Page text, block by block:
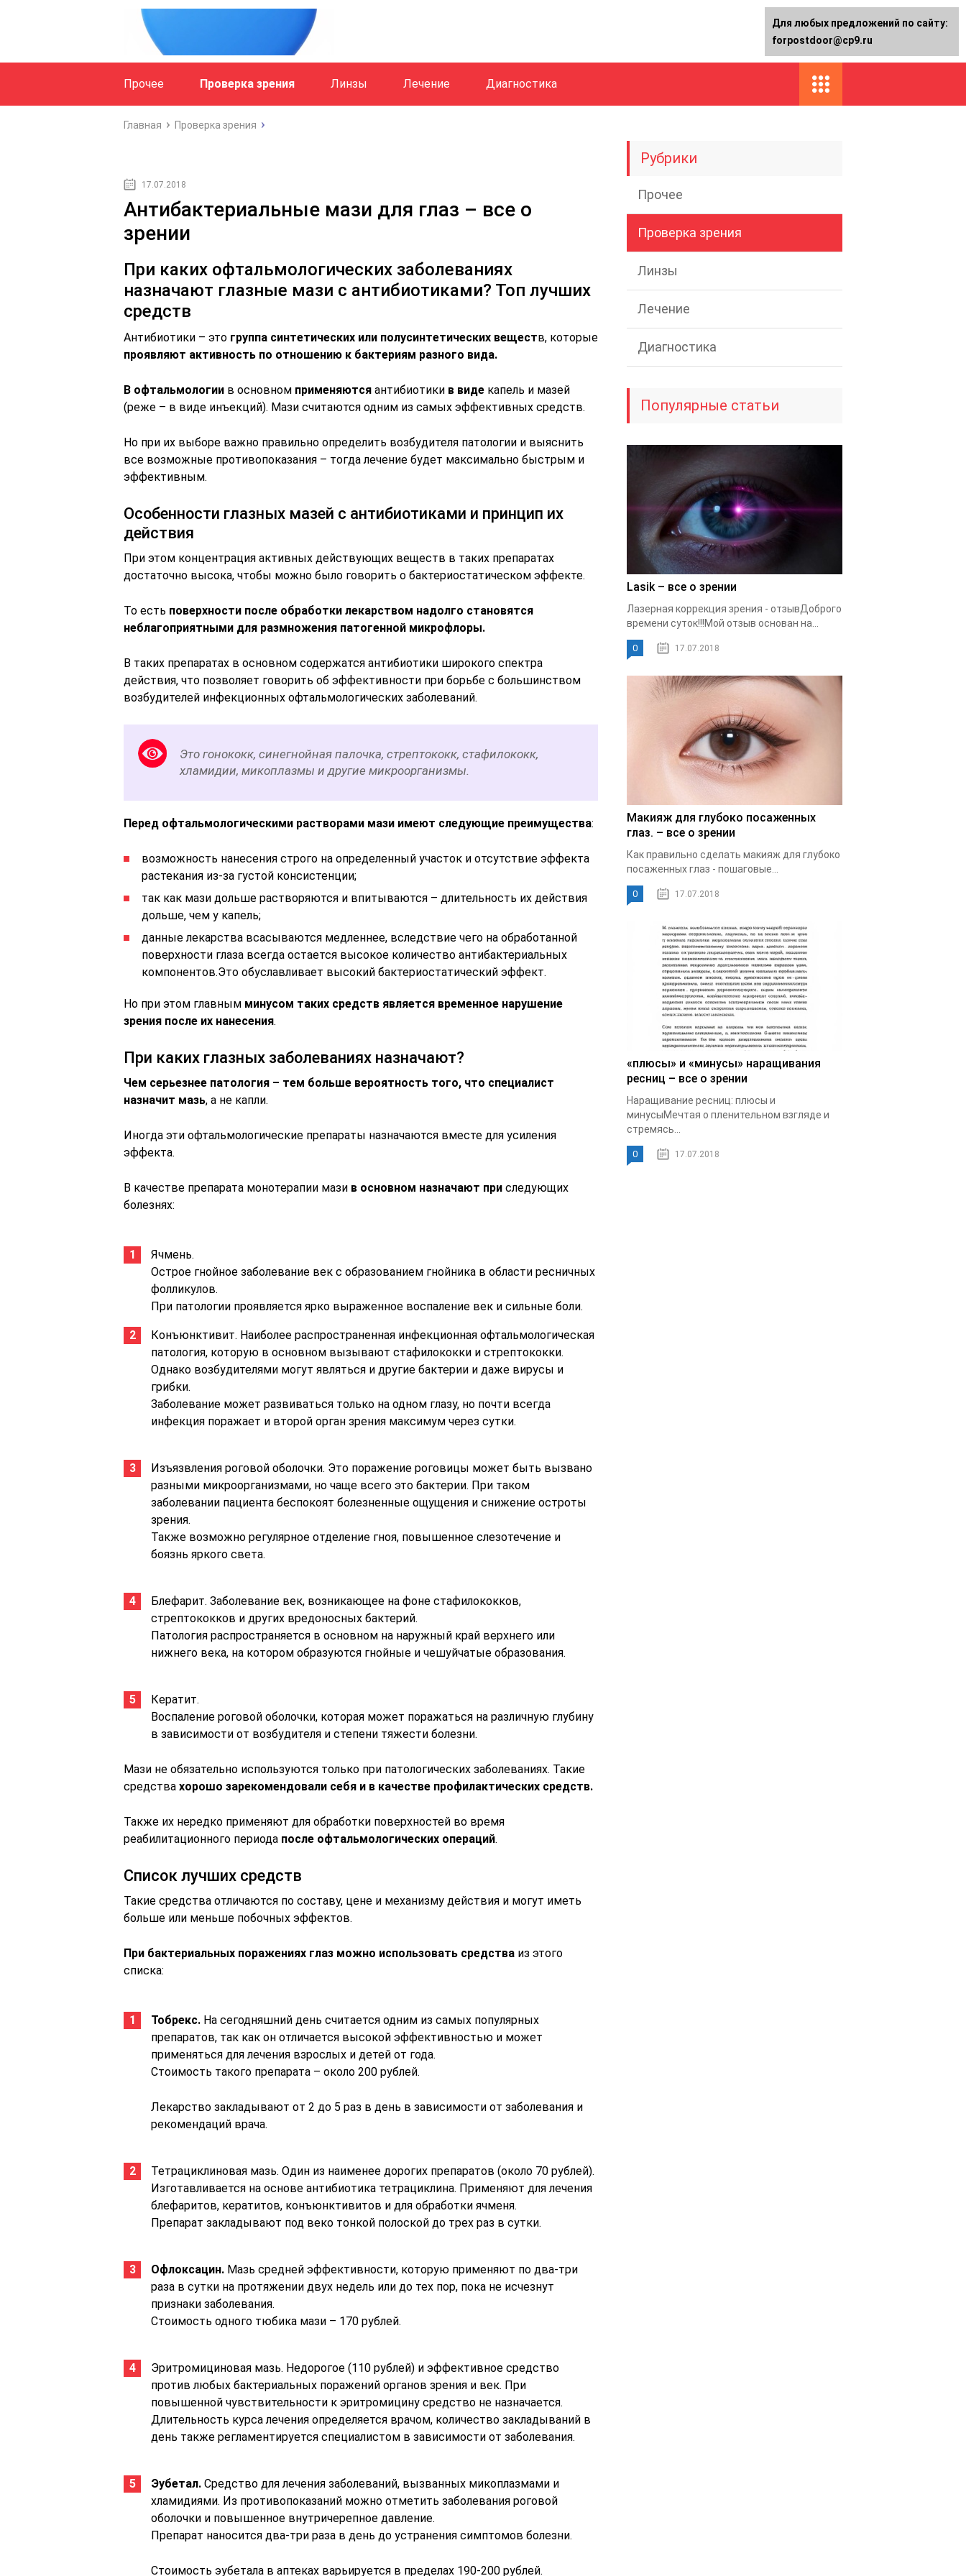
Прочее Проверка зрения Линзы Лечение Диагностика
Главная Проверка зрения
17.07.2018
Антибактериальные мази для глаз – все о
зрении
При каких офтальмологических заболеваниях
назначают глазные мази с антибиотиками? Топ лучших
средств
Антибиотики – это группа синтетических или полусинтетических веществ, которые
проявляют активность по отношению к бактериям разного вида.
В офтальмологии в основном применяются антибиотики в виде капель и мазей
(реже – в виде инъекций). Мази считаются одним из самых эффективных средств.
Но при их выборе важно правильно определить возбудителя патологии и выяснить
все возможные противопоказания – тогда лечение будет максимально быстрым и
эффективным.
Особенности глазных мазей с антибиотиками и принцип их
действия
При этом концентрация активных действующих веществ в таких препаратах
достаточно высока, чтобы можно было говорить о бактериостатическом эффекте.
То есть поверхности после обработки лекарством надолго становятся
неблагоприятными для размножения патогенной микрофлоры.
В таких препаратах в основном содержатся антибиотики широкого спектра
действия, что позволяет говорить об эффективности при борьбе с большинством
возбудителей инфекционных офтальмологических заболеваний.
Это гонококк, синегнойная палочка, стрептококк, стафилококк,
хламидии, микоплазмы и другие микроорганизмы.
Перед офтальмологическими растворами мази имеют следующие преимущества:
возможность нанесения строго на определенный участок и отсутствие эффекта
растекания из-за густой консистенции;
так как мази дольше растворяются и впитываются – длительность их действия
дольше, чем у капель;
данные лекарства всасываются медленнее, вследствие чего на обработанной
поверхности глаза всегда остается высокое количество антибактериальных
компонентов.Это обуславливает высокий бактериостатический эффект.
Но при этом главным минусом таких средств является временное нарушение
зрения после их нанесения.
При каких глазных заболеваниях назначают?
Чем серьезнее патология – тем больше вероятность того, что специалист
назначит мазь, а не капли.
Иногда эти офтальмологические препараты назначаются вместе для усиления
эффекта.
В качестве препарата монотерапии мази в основном назначают при следующих
болезнях:
Ячмень.
Острое гнойное заболевание век с образованием гнойника в области ресничных
фолликулов.
При патологии проявляется ярко выраженное воспаление век и сильные боли.
Конъюнктивит. Наиболее распространенная инфекционная офтальмологическая
патология, которую в основном вызывают стафилококки и стрептококки.
Однако возбудителями могут являться и другие бактерии и даже вирусы и
грибки.
Заболевание может развиваться только на одном глазу, но почти всегда
инфекция поражает и второй орган зрения максимум через сутки.
Изъязвления роговой оболочки. Это поражение роговицы может быть вызвано
разными микроорганизмами, но чаще всего это бактерии. При таком
заболевании пациента беспокоят болезненные ощущения и снижение остроты
зрения.
Также возможно регулярное отделение гноя, повышенное слезотечение и
боязнь яркого света.
Блефарит. Заболевание век, возникающее на фоне стафилококков,
стрептококков и других вредоносных бактерий.
Патология распространяется в основном на наружный край верхнего или
нижнего века, на котором образуются гнойные и чешуйчатые образования.
Кератит.
Воспаление роговой оболочки, которая может поражаться на различную глубину
в зависимости от возбудителя и степени тяжести болезни.
Мази не обязательно используются только при патологических заболеваниях. Такие
средства хорошо зарекомендовали себя и в качестве профилактических средств.
Также их нередко применяют для обработки поверхностей во время
реабилитационного периода после офтальмологических операций.
Список лучших средств
Такие средства отличаются по составу, цене и механизму действия и могут иметь
больше или меньше побочных эффектов.
При бактериальных поражениях глаз можно использовать средства из этого
списка:
Тобрекс. На сегодняшний день считается одним из самых популярных
препаратов, так как он отличается высокой эффективностью и может
применяться для лечения взрослых и детей от года.
Стоимость такого препарата – около 200 рублей.
Лекарство закладывают от 2 до 5 раз в день в зависимости от заболевания и
рекомендаций врача.
Тетрациклиновая мазь. Один из наименее дорогих препаратов (около 70 рублей).
Изготавливается на основе антибиотика тетрациклина. Применяют для лечения
блефаритов, кератитов, конъюнктивитов и для обработки ячменя.
Препарат закладывают под веко тонкой полоской до трех раз в сутки.
Офлоксацин. Мазь средней эффективности, которую применяют по два-три
раза в сутки на протяжении двух недель или до тех пор, пока не исчезнут
признаки заболевания.
Стоимость одного тюбика мази – 170 рублей.
Эритромициновая мазь. Недорогое (110 рублей) и эффективное средство
против любых бактериальных поражений органов зрения и век. При
повышенной чувствительности к эритромицину средство не назначается.
Длительность курса лечения определяется врачом, количество закладываний в
день также регламентируется специалистом в зависимости от заболевания.
Эубетал. Средство для лечения заболеваний, вызванных микоплазмами и
хламидиями. Из противопоказаний можно отметить заболевания роговой
оболочки и повышенное внутричерепное давление.
Препарат наносится два-три раза в день до устранения симптомов болезни.
Стоимость эубетала в аптеках варьируется в пределах 190-200 рублей.
Рубрики
Прочее
Проверка зрения
Линзы
Лечение
Диагностика
Популярные статьи
Lasik – все о зрении
Лазерная коррекция зрения - отзывДоброго
времени суток!!!Мой отзыв основан на...
0 17.07.2018
Макияж для глубоко посаженных
глаз. – все о зрении
Как правильно сделать макияж для глубоко
посаженных глаз - пошаговые...
0 17.07.2018
«плюсы» и «минусы» наращивания
ресниц – все о зрении
Наращивание ресниц: плюсы и
минусыМечтая о пленительном взгляде и
стремясь...
0 17.07.2018
Для любых предложений по сайту:
forpostdoor@cp9.ru